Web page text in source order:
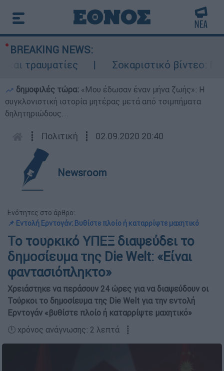
BREAKING NEWS:
τραυματίες
Σοκαριστικό βίντεο:
δημοφιλές τώρα: «Μου έδωσαν έναν μήνα ζωής»: Η
συγκλονιστική ιστορία μητέρας μετά από τσιμπήματα
δηλητηριώδους...
┋ Πολιτική ┋ 02.09.2020 20:40
Newsroom
Ενότητες στο άρθρο:
📌 Εντολή Ερντογάν: Βυθίστε πλοίο ή καταρρίψτε μαχητικό
Το τουρκικό ΥΠΕΞ διαψεύδει το
δημοσίευμα της Die Welt: «Είναι
φαντασιόπληκτο»
Χρειάστηκε να περάσουν 24 ώρες για να διαψεύδουν οι
Τούρκοι το δημοσίευμα της Die Welt για την εντολή
Ερντογάν «βυθίστε πλοίο ή καταρρίψτε μαχητικό»
🕛 χρόνος ανάγνωσης: 2 λεπτά ┋